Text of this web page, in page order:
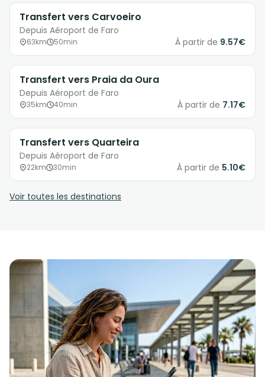
Transfert vers Carvoeiro
Depuis Aéroport de Faro
63km 50min À partir de 9.57€
Transfert vers Praia da Oura
Depuis Aéroport de Faro
35km 40min À partir de 7.17€
Transfert vers Quarteira
Depuis Aéroport de Faro
22km 30min À partir de 5.10€
Voir toutes les destinations